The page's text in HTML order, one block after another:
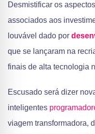
Desmistificar os
associados aos
louvável dado por
que se lançaram na
finais de alta tecnologia
Escusado será dizer
inteligentes
viagem transformadora,